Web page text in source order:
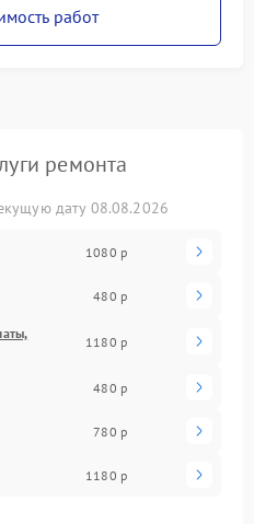
работ
ремонта
дату 08.08.2026
1080 р
480 р
1180 р
480 р
780 р
1180 р